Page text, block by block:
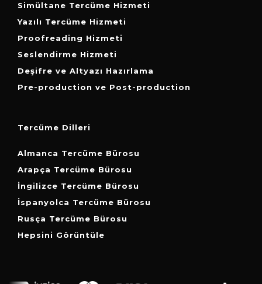
Simültane Tercüme Hizmeti
Yazılı Tercüme Hizmeti
Proofreading Hizmeti
Seslendirme Hizmeti
Deşifre ve Altyazı Hazırlama
Pre-production ve Post-production
Tercüme Dilleri
Almanca Tercüme Bürosu
Arapça Tercüme Bürosu
İngilizce Tercüme Bürosu
İspanyolca Tercüme Bürosu
Rusça Tercüme Bürosu
Hepsini Görüntüle